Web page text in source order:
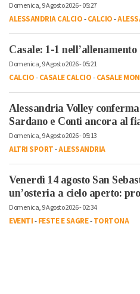
Domenica, 9 Agosto 2026 - 05:27
ALESSANDRIA CALCIO-CALCIO-
Casale: 1-1
Domenica, 9 Agosto 2026 - 05:21
CALCIO-CASALE CALCIO-CASALE
Alessandria Volley
Sardano e Conti ancora al
Domenica, 9 Agosto 2026 - 05:13
ALTRI SPORT-ALESSANDRIA
Venerdì 14 agosto San
un’osteria a cielo aperto:
Domenica, 9 Agosto 2026 - 02:34
EVENTI-FESTE E SAGRE-TORTONA